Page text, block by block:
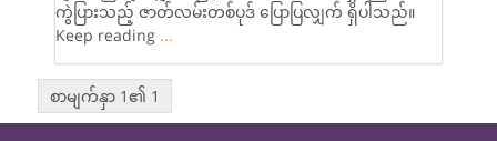
ကွဲပြားသည့် ဇာတ်လမ်းတစ်ပုဒ် ပြောပြလျှက် ရှိပါသည်။
Keep reading ...
စာမျက်နှာ 1၏ 1